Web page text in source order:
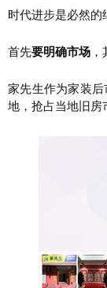
时代进步是必然
首先要明确市场
家先生作为家装
地，抢占当地旧房